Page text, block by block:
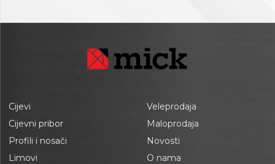
Cijevi
Cijevni pribor
Profili i nosači
Limovi
Veleprodaja
Maloprodaja
Novosti
O nama